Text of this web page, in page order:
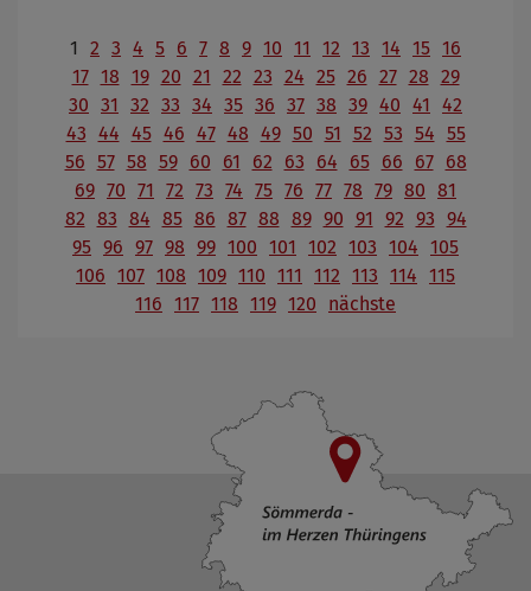
1 2 3 4 5 6 7 8 9 10 11 12 13 14 15 16
17 18 19 20 21 22 23 24 25 26 27 28 29
30 31 32 33 34 35 36 37 38 39 40 41
42
43 44 45 46 47 48 49 50 51 52 53 54 55
56 57 58 59 60 61 62 63 64 65 66 67
68
69 70 71 72 73 74 75 76 77 78 79 80 81
82 83 84 85 86 87 88 89 90 91 92 93 94
95 96 97 98 99 100 101 102 103 104 105
106 107 108 109 110 111 112 113 114 115
116 117 118 119 120 nächste